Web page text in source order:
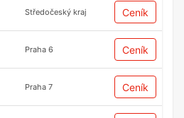
Středočeský kraj Ceník
Praha 6 Ceník
Praha 7 Ceník